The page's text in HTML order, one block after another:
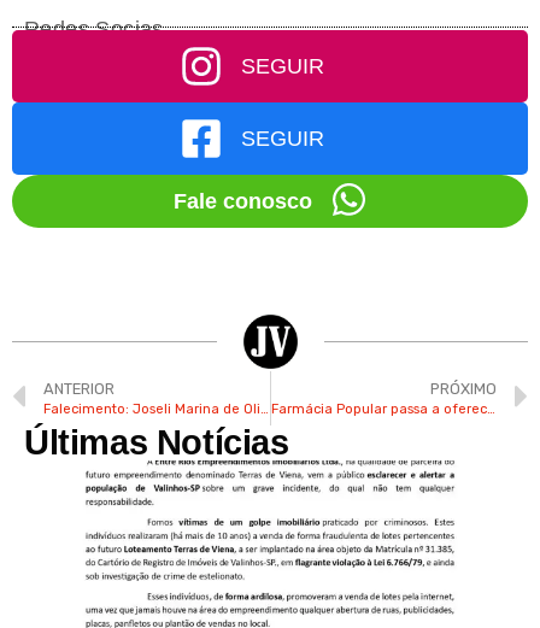
Redes Socias
SEGUIR
SEGUIR
Fale conosco
ANTERIOR PRÓXIMO
Farmácia Popular passa a oferecer gratuitamente remédios para Parkinson, rinite e colesterol alto
Últimas Notícias